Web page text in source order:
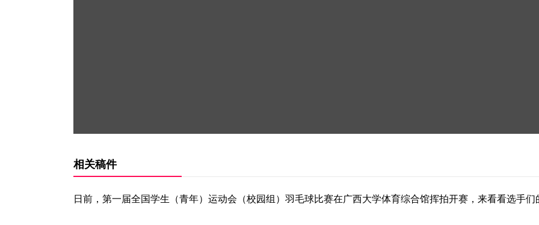
相关稿件
日前，第一届全国学生（青年）运动会（校园组）羽毛球比赛在广西大学体育综合馆挥拍开赛，来看看选手们